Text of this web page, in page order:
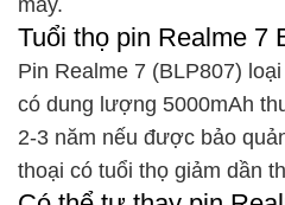
máy.
Tuổi thọ pin Realme 7
Pin Realme 7 (BLP807)
có dung lượng 5000mAh
2-3 năm nếu được bảo
thoại có tuổi thọ giảm dần